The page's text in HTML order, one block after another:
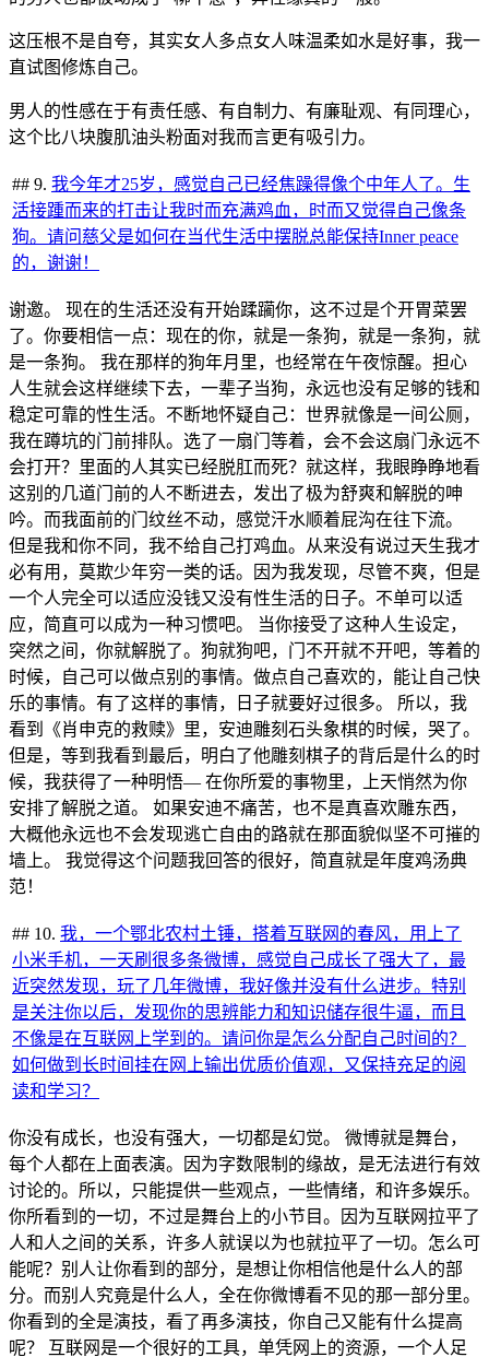
这压根不是自夸，其实女人多点女人味温柔如水是好事，我一
直试图修炼自己。
男人的性感在于有责任感、有自制力、有廉耻观、有同理心，
这个比八块腹肌油头粉面对我而言更有吸引力。
## 9. 我今年才25岁，感觉自己已经焦躁得像个中年人了。生
活接踵而来的打击让我时而充满鸡血，时而又觉得自己像条
狗。请问慈父是如何在当代生活中摆脱总能保持Inner peace
的，谢谢！
谢邀。 现在的生活还没有开始蹂躏你，这不过是个开胃菜罢
了。你要相信一点：现在的你，就是一条狗，就是一条狗，就
是一条狗。 我在那样的狗年月里，也经常在午夜惊醒。担心
人生就会这样继续下去，一辈子当狗，永远也没有足够的钱和
稳定可靠的性生活。不断地怀疑自己：世界就像是一间公厕，
我在蹲坑的门前排队。选了一扇门等着，会不会这扇门永远不
会打开？里面的人其实已经脱肛而死？就这样，我眼睁睁地看
这别的几道门前的人不断进去，发出了极为舒爽和解脱的呻
吟。而我面前的门纹丝不动，感觉汗水顺着屁沟在往下流。
但是我和你不同，我不给自己打鸡血。从来没有说过天生我才
必有用，莫欺少年穷一类的话。因为我发现，尽管不爽，但是
一个人完全可以适应没钱又没有性生活的日子。不单可以适
应，简直可以成为一种习惯吧。 当你接受了这种人生设定，
突然之间，你就解脱了。狗就狗吧，门不开就不开吧，等着的
时候，自己可以做点别的事情。做点自己喜欢的，能让自己快
乐的事情。有了这样的事情，日子就要好过很多。 所以，我
看到《肖申克的救赎》里，安迪雕刻石头象棋的时候，哭了。
但是，等到我看到最后，明白了他雕刻棋子的背后是什么的时
候，我获得了一种明悟— 在你所爱的事物里，上天悄然为你
安排了解脱之道。 如果安迪不痛苦，也不是真喜欢雕东西，
大概他永远也不会发现逃亡自由的路就在那面貌似坚不可摧的
墙上。 我觉得这个问题我回答的很好，简直就是年度鸡汤典
范！
## 10. 我，一个鄂北农村土锤，搭着互联网的春风，用上了
小米手机，一天刷很多条微博，感觉自己成长了强大了，最
近突然发现，玩了几年微博，我好像并没有什么进步。特别
是关注你以后，发现你的思辨能力和知识储存很牛逼，而且
不像是在互联网上学到的。请问你是怎么分配自己时间的？
如何做到长时间挂在网上输出优质价值观，又保持充足的阅
读和学习？
你没有成长，也没有强大，一切都是幻觉。​​ 微博就是舞台，
每个人都在上面表演。因为字数限制的缘故，是无法进行有效
讨论的。所以，只能提供一些观点，一些情绪，和许多娱乐。
你所看到的一切，不过是舞台上的小节目。因为互联网拉平了
人和人之间的关系，许多人就误以为也就拉平了一切。怎么可
能呢？别人让你看到的部分，是想让你相信他是什么人的部
分。而别人究竟是什么人，全在你微博看不见的那一部分里。
​你看到的全是演技，看了再多演技，你自己又能有什么提高
呢？​ 互联网是一个很好的工具，单凭网上的资源，一个人足